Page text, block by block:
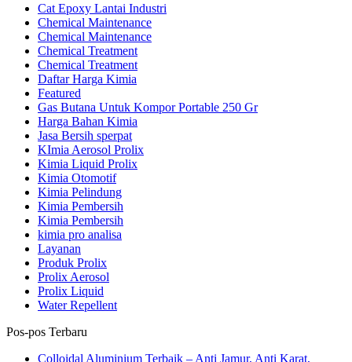
Cat Epoxy Lantai Industri
Chemical Maintenance
Chemical Maintenance
Chemical Treatment
Chemical Treatment
Daftar Harga Kimia
Featured
Gas Butana Untuk Kompor Portable 250 Gr
Harga Bahan Kimia
Jasa Bersih sperpat
KImia Aerosol Prolix
Kimia Liquid Prolix
Kimia Otomotif
Kimia Pelindung
Kimia Pembersih
Kimia Pembersih
kimia pro analisa
Layanan
Produk Prolix
Prolix Aerosol
Prolix Liquid
Water Repellent
Pos-pos Terbaru
Colloidal Aluminium Terbaik – Anti Jamur, Anti Karat,